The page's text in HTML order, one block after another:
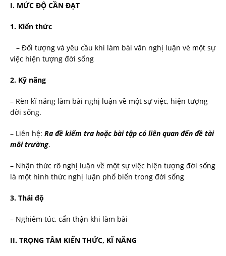
I. MỨC ĐỘ CẦN ĐẠT
1. Kiến thức
– Đối tượng và yêu cầu khi làm bài văn nghị luận vè một sự
việc hiện tượng đời sống
2. Kỹ năng
– Rèn kĩ năng làm bài nghị luận về một sự việc, hiện tượng
đời sống.
– Liên hệ: Ra đề kiểm tra hoặc bài tập có liên quan đến đề tài
môi trường.
– Nhận thức rõ nghị luận về một sự việc hiện tượng đời sống
là một hình thức nghị luận phổ biến trong đời sống
3. Thái độ
– Nghiêm túc, cẩn thận khi làm bài
II. TRỌNG TÂM KIẾN THỨC, KĨ NĂNG